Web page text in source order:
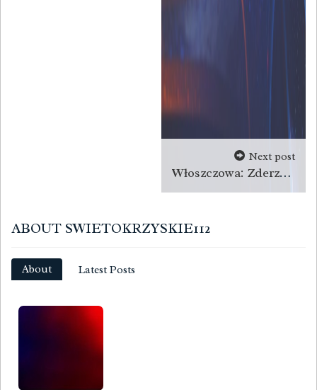
Next post
Włoszczowa: Zderzenie aut w Międzylesiu. Dwie osoby ranne
ABOUT SWIETOKRZYSKIE112
About Latest Posts